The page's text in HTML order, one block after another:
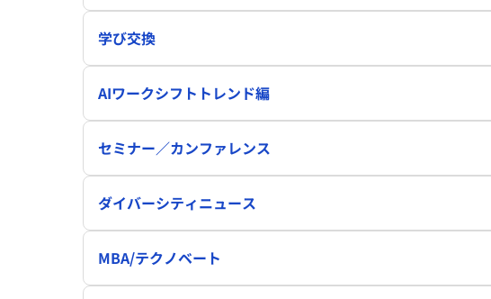
学び交換
AIワークシフトトレンド編
セミナー／カンファレンス
ダイバーシティニュース
MBA/テクノベート